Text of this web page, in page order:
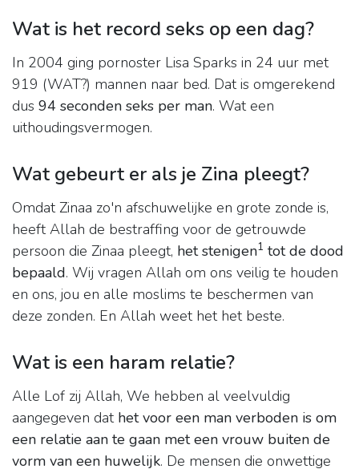
Wat is het record seks op een dag?
In 2004 ging pornoster Lisa Sparks in 24 uur met
919 (WAT?) mannen naar bed. Dat is omgerekend
dus 94 seconden seks per man. Wat een
uithoudingsvermogen.
Wat gebeurt er als je Zina pleegt?
Omdat Zinaa zo'n afschuwelijke en grote zonde is,
heeft Allah de bestraffing voor de getrouwde
persoon die Zinaa pleegt, het stenigen1 tot de dood
bepaald. Wij vragen Allah om ons veilig te houden
en ons, jou en alle moslims te beschermen van
deze zonden. En Allah weet het het beste.
Wat is een haram relatie?
Alle Lof zij Allah, We hebben al veelvuldig
aangegeven dat het voor een man verboden is om
een relatie aan te gaan met een vrouw buiten de
vorm van een huwelijk. De mensen die onwettige